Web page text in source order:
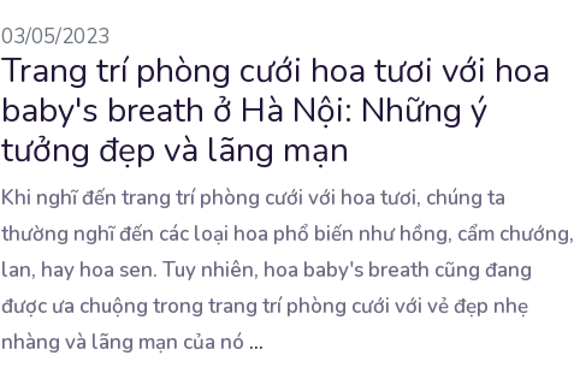
03/05/2023
Trang trí phòng cưới hoa tươi với hoa
baby's breath ở Hà Nội: Những ý
tưởng đẹp và lãng mạn
Khi nghĩ đến trang trí phòng cưới với hoa tươi, chúng ta
thường nghĩ đến các loại hoa phổ biến như hồng, cẩm chướng,
lan, hay hoa sen. Tuy nhiên, hoa baby's breath cũng đang
được ưa chuộng trong trang trí phòng cưới với vẻ đẹp nhẹ
nhàng và lãng mạn của nó ...